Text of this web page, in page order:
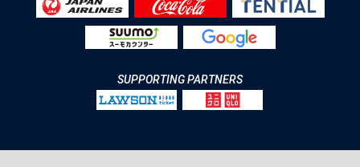
SUPPORTING PARTNERS